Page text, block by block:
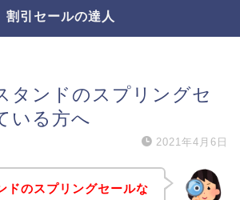
割引セールの達人
タンドのスプリングセ
いる方へ
2021年4月6日
ドのスプリングセールな